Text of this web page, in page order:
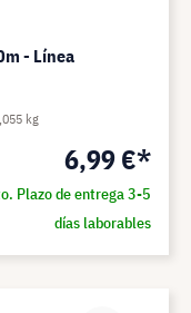
- Línea
6,99 €*
Plazo de entrega 3-5
días laborables
kg